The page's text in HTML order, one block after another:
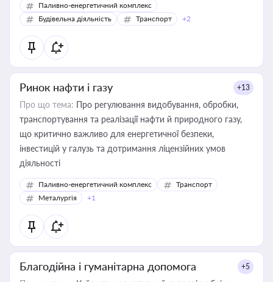
Паливно-енергетичний комплекс
Будівельна діяльність
Транспорт +2
Ринок нафти і газу +13
Про що тема: Про регулювання видобування, обробки,
транспортування та реалізації нафти й природного газу,
що критично важливо для енергетичної безпеки,
інвестицій у галузь та дотримання ліцензійних умов
діяльності
Паливно-енергетичний комплекс
Транспорт
Металургія
+1
Благодійна і гуманітарна допомога +5